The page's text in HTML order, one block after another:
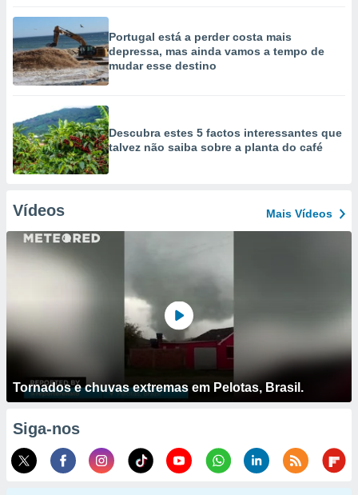
Portugal está a perder costa mais
depressa, mas ainda vamos a tempo de
mudar esse destino
Descubra estes 5 factos interessantes que
talvez não saiba sobre a planta do café
Vídeos Mais Vídeos
Tornados e chuvas extremas em Pelotas, Brasil.
Siga-nos